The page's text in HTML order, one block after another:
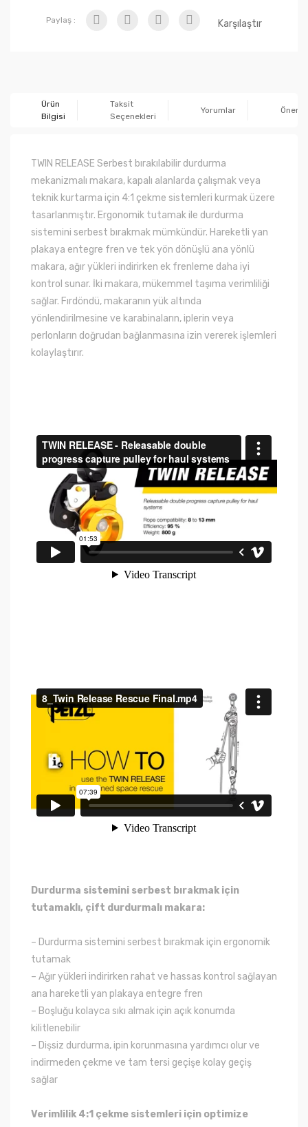
Paylaş : Karşılaştır
Ürün
Bilgisi
Taksit
Seçenekleri
Yorumlar
TWIN RELEASE Serbest bırakılabilir durdurma
mekanizmalı makara, kapalı alanlarda çalışmak veya
teknik kurtarma için 4:1 çekme sistemleri kurmak üzere
tasarlanmıştır. Ergonomik tutamak ile durdurma
sistemini serbest bırakmak mümkündür. Hareketli yan
plakaya entegre fren ve tek yön dönüşlü ana yönlü
makara, ağır yükleri indirirken ek frenleme daha iyi
kontrol sunar. İki makara, mükemmel taşıma verimliliği
sağlar. Fırdöndü, makaranın yük altında
yönlendirilmesine ve karabinaların, iplerin veya
perlonların doğrudan bağlanmasına izin vererek işlemleri
kolaylaştırır.
Durdurma sistemini serbest bırakmak için
tutamaklı, çift durdurmalı makara:
– Durdurma sistemini serbest bırakmak için ergonomik
tutamak
– Ağır yükleri indirirken rahat ve hassas kontrol sağlayan
ana hareketli yan plakaya entegre fren
– Boşluğu kolayca sıkı almak için açık konumda
kilitlenebilir
– Dişsiz durdurma, ipin korunmasına yardımcı olur ve
indirmeden çekme ve tam tersi geçişe kolay geçiş
sağlar
Verimlilik 4:1 çekme sistemleri için optimize